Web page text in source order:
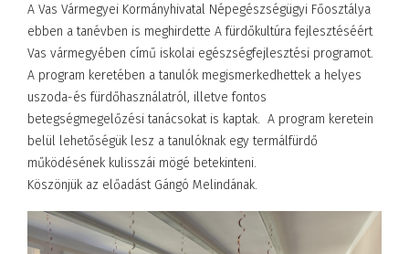
A Vas Vármegyei Kormányhivatal Népegészségügyi Főosztálya
ebben a tanévben is meghirdette A fürdőkultúra fejlesztéséért
Vas vármegyében című iskolai egészségfejlesztési programot.
A program keretében a tanulók megismerkedhettek a helyes
uszoda-és fürdőhasználatról, illetve fontos
betegségmegelőzési tanácsokat is kaptak. A program keretein
belül lehetőségük lesz a tanulóknak egy termálfürdő
működésének kulisszái mögé betekinteni.
Köszönjük az előadást Gángó Melindának.